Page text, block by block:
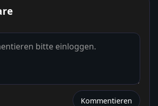
Kommentieren